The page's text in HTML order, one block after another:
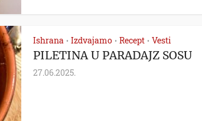
Ishrana • Izdvajamo • Recept • Vesti
PILETINA U PARADAJZ SOSU
27.06.2025.